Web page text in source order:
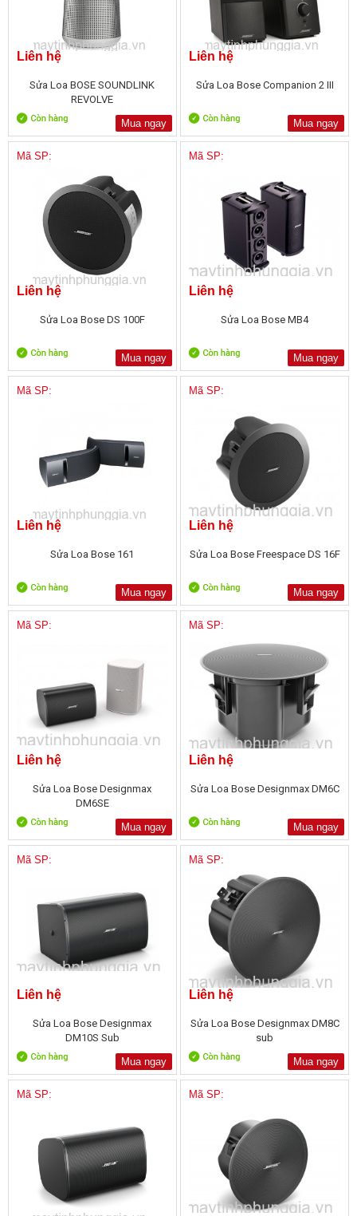
Liên hệ
Sửa Loa BOSE SOUNDLINK
REVOLVE
Mua ngay
Liên hệ
Sửa Loa Bose Companion 2 III
Mua ngay
Mã SP:
Liên hệ
Sửa Loa Bose DS 100F
Mua ngay
Mã SP:
Liên hệ
Sửa Loa Bose MB4
Mua ngay
Mã SP:
Liên hệ
Sửa Loa Bose 161
Mua ngay
Mã SP:
Liên hệ
Sửa Loa Bose Freespace DS 16F
Mua ngay
Mã SP:
Liên hệ
Sửa Loa Bose Designmax
DM6SE
Mua ngay
Mã SP:
Liên hệ
Sửa Loa Bose Designmax DM6C
Mua ngay
Mã SP:
Liên hệ
Sửa Loa Bose Designmax
DM10S Sub
Mua ngay
Mã SP:
Liên hệ
Sửa Loa Bose Designmax DM8C
sub
Mua ngay
Mã SP: Mã SP: